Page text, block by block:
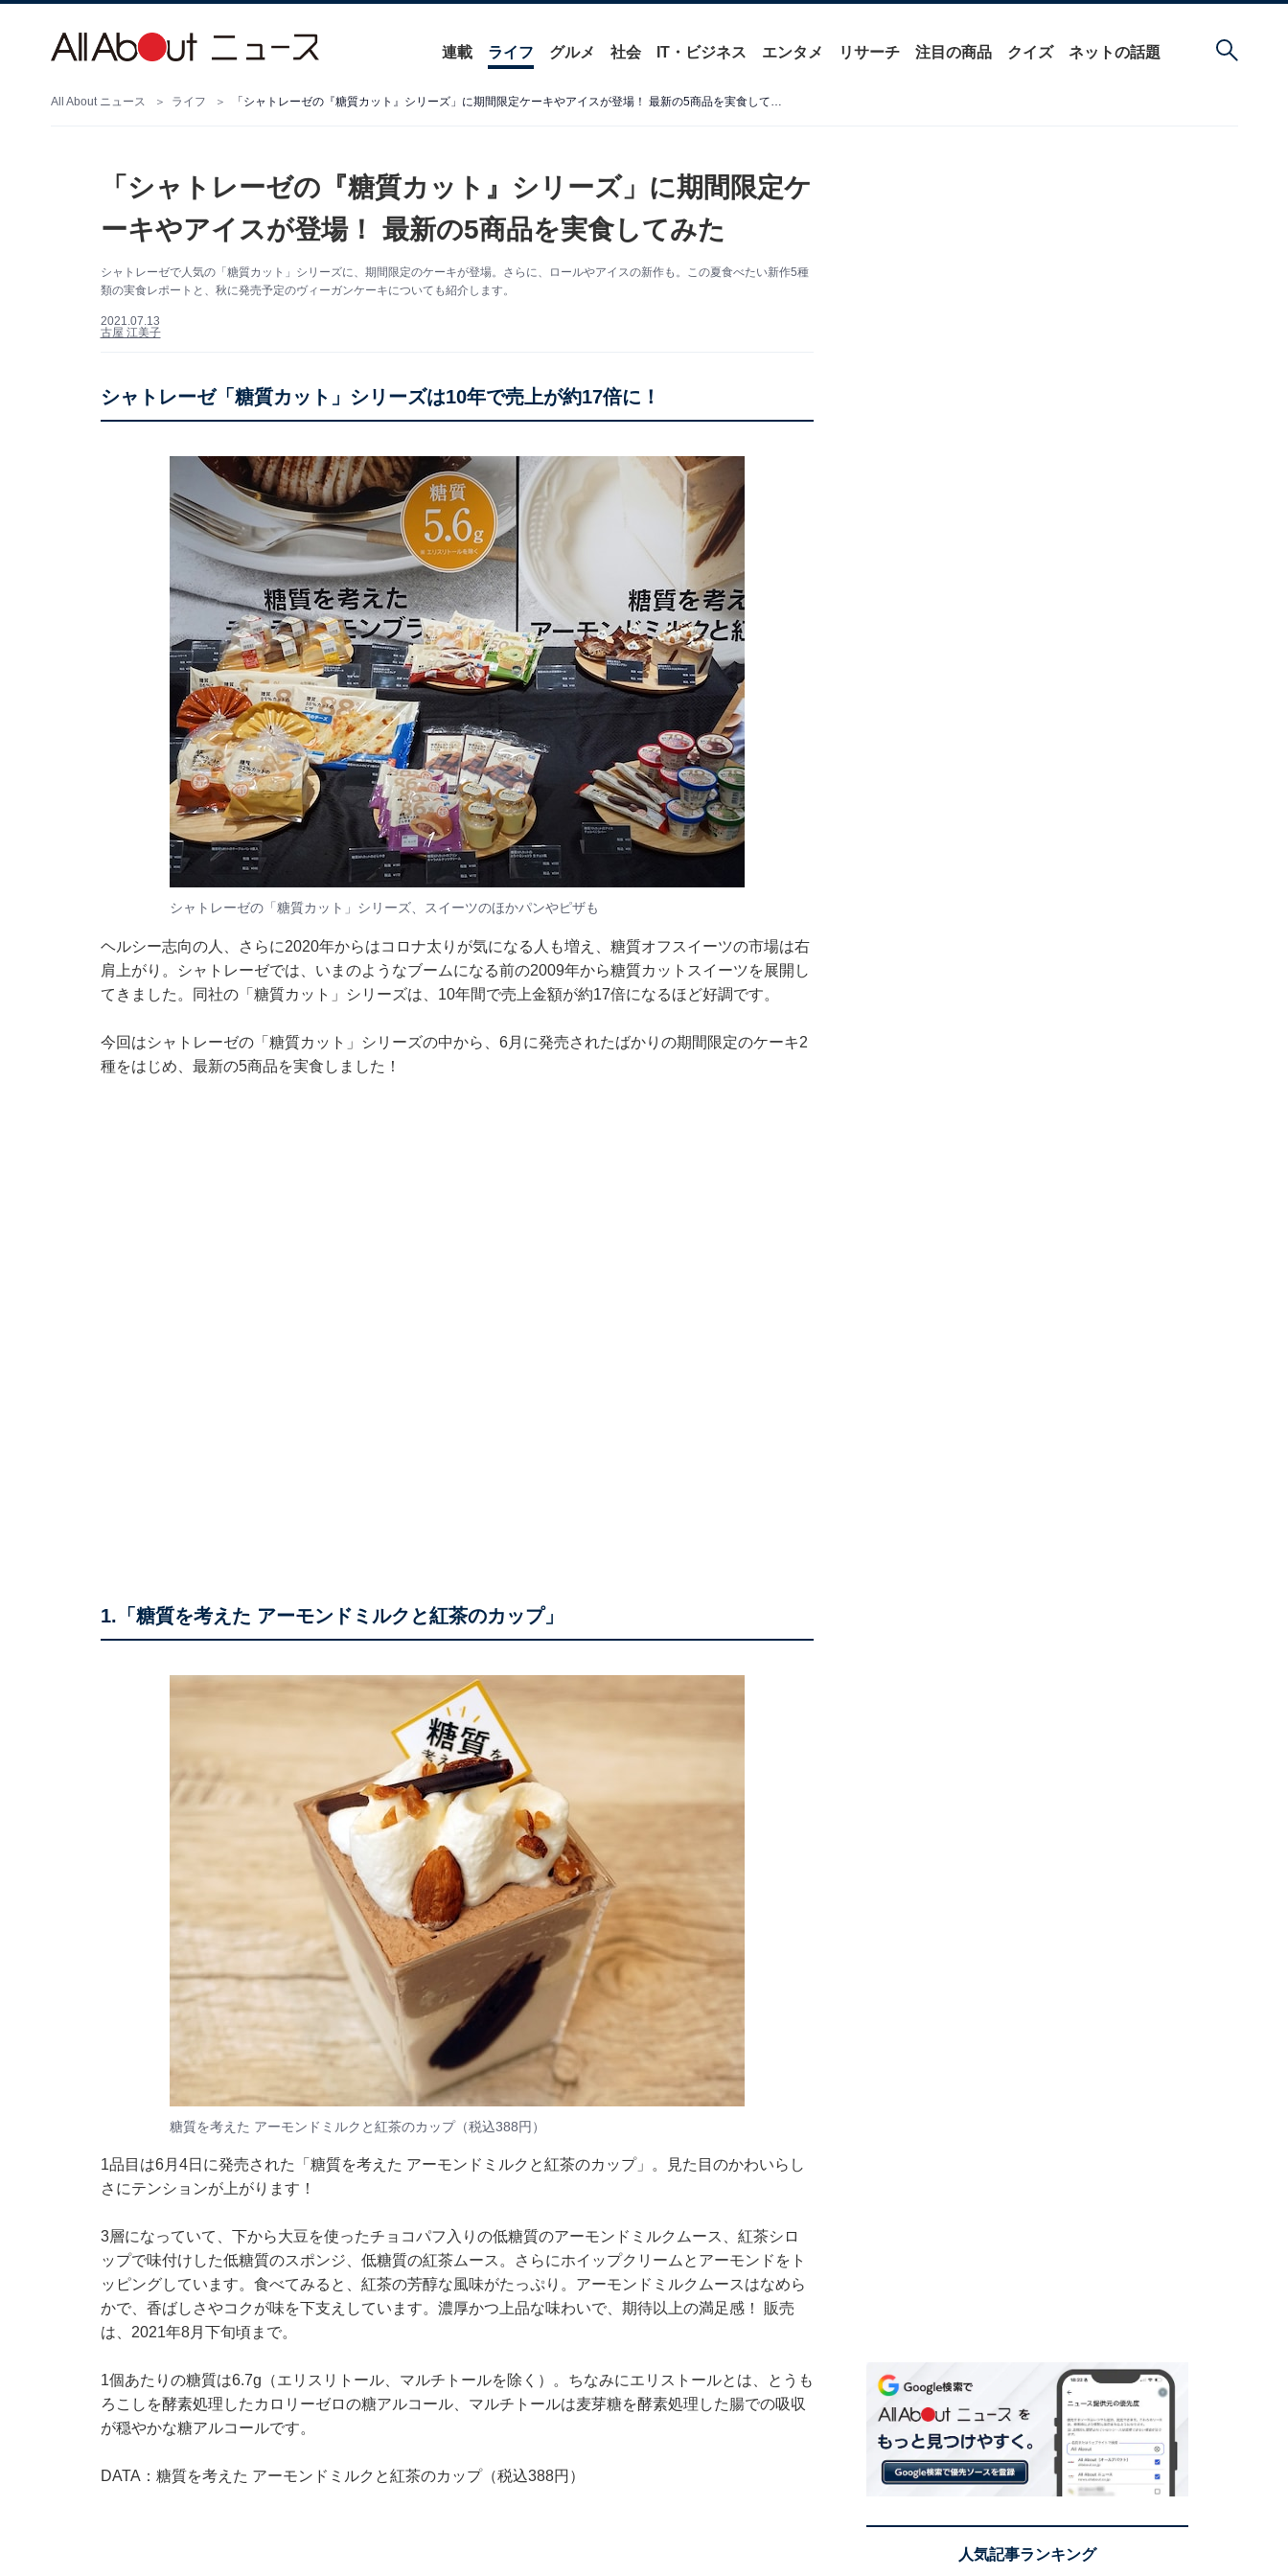
連載 ライフ グルメ 社会 IT・ビジネス エンタメ リサーチ 注目の商品 クイズ ネットの話題
All About ニュース ライフ 「シャトレーゼの『糖質カット』シリーズ」に期間限定ケーキやアイスが登場！ 最新の5商品を実食してみた
「シャトレーゼの『糖質カット』シリーズ」に期間限定ケ
ーキやアイスが登場！ 最新の5商品を実食してみた
シャトレーゼで人気の「糖質カット」シリーズに、期間限定のケーキが登場。さらに、ロールやアイスの新作も。この夏食べたい新作5種
類の実食レポートと、秋に発売予定のヴィーガンケーキについても紹介します。
2021.07.13
古屋 江美子
シャトレーゼ「糖質カット」シリーズは10年で売上が約17倍に！
シャトレーゼの「糖質カット」シリーズ、スイーツのほかパンやピザも
ヘルシー志向の人、さらに2020年からはコロナ太りが気になる人も増え、糖質オフスイーツの市場は右
肩上がり。シャトレーゼでは、いまのようなブームになる前の2009年から糖質カットスイーツを展開し
てきました。同社の「糖質カット」シリーズは、10年間で売上金額が約17倍になるほど好調です。
今回はシャトレーゼの「糖質カット」シリーズの中から、6月に発売されたばかりの期間限定のケーキ2
種をはじめ、最新の5商品を実食しました！
1.「糖質を考えた アーモンドミルクと紅茶のカップ」
糖質を考えた アーモンドミルクと紅茶のカップ（税込388円）​​
1品目は6月4日に発売された「糖質を考えた アーモンドミルクと紅茶のカップ」。見た目のかわいらし
さにテンションが上がります！
3層になっていて、下から大豆を使ったチョコパフ入りの低糖質のアーモンドミルクムース、紅茶シロ
ップで味付けした低糖質のスポンジ、低糖質の紅茶ムース。さらにホイップクリームとアーモンドをト
ッピングしています。食べてみると、紅茶の芳醇な風味がたっぷり。アーモンドミルクムースはなめら
かで、香ばしさやコクが味を下支えしています。濃厚かつ上品な味わいで、期待以上の満足感！ 販売
は、2021年8月下旬頃まで。
1個あたりの糖質は6.7g（エリスリトール、マルチトールを除く）。ちなみにエリストールとは、とうも
ろこしを酵素処理したカロリーゼロの糖アルコール、マルチトールは麦芽糖を酵素処理した腸での吸収
が穏やかな糖アルコールです。
DATA：糖質を考えた アーモンドミルクと紅茶のカップ（税込388円）​​